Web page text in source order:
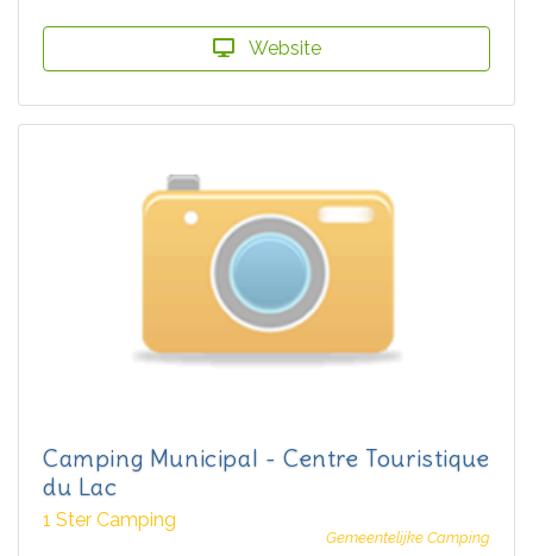
Website
Camping Municipal - Centre Touristique
du Lac
1 Ster Camping
Gemeentelijke Camping